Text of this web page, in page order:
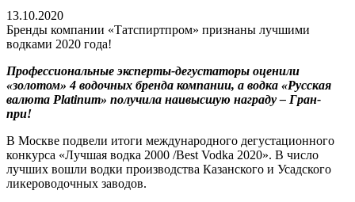
13.10.2020
Бренды компании «Татспиртпром» признаны лучшими
водками 2020 года!
Профессиональные эксперты-дегустаторы оценили
«золотом» 4 водочных бренда компании, а водка «Русская
валюта Platinum» получила наивысшую награду – Гран-
при!
В Москве подвели итоги международного дегустационного
конкурса «Лучшая водка 2000 /Best Vodka 2020». В число
лучших вошли водки производства Казанского и Усадского
ликероводочных заводов.